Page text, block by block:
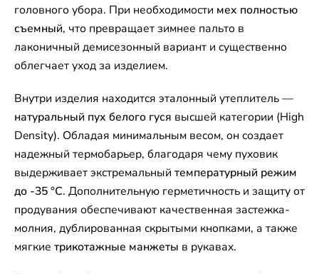
головного убора. При необходимости мех полностью
съемный, что превращает зимнее пальто в
лаконичный демисезонный вариант и существенно
облегчает уход за изделием.
Внутри изделия находится эталонный утеплитель —
натуральный пух белого гуся высшей категории (High
Density). Обладая минимальным весом, он создает
надежный термобарьер, благодаря чему пуховик
выдерживает экстремальный температурный режим
до -35 °C. Дополнительную герметичность и защиту от
продувания обеспечивают качественная застежка-
молния, дублированная скрытыми кнопками, а также
мягкие трикотажные манжеты в рукавах.